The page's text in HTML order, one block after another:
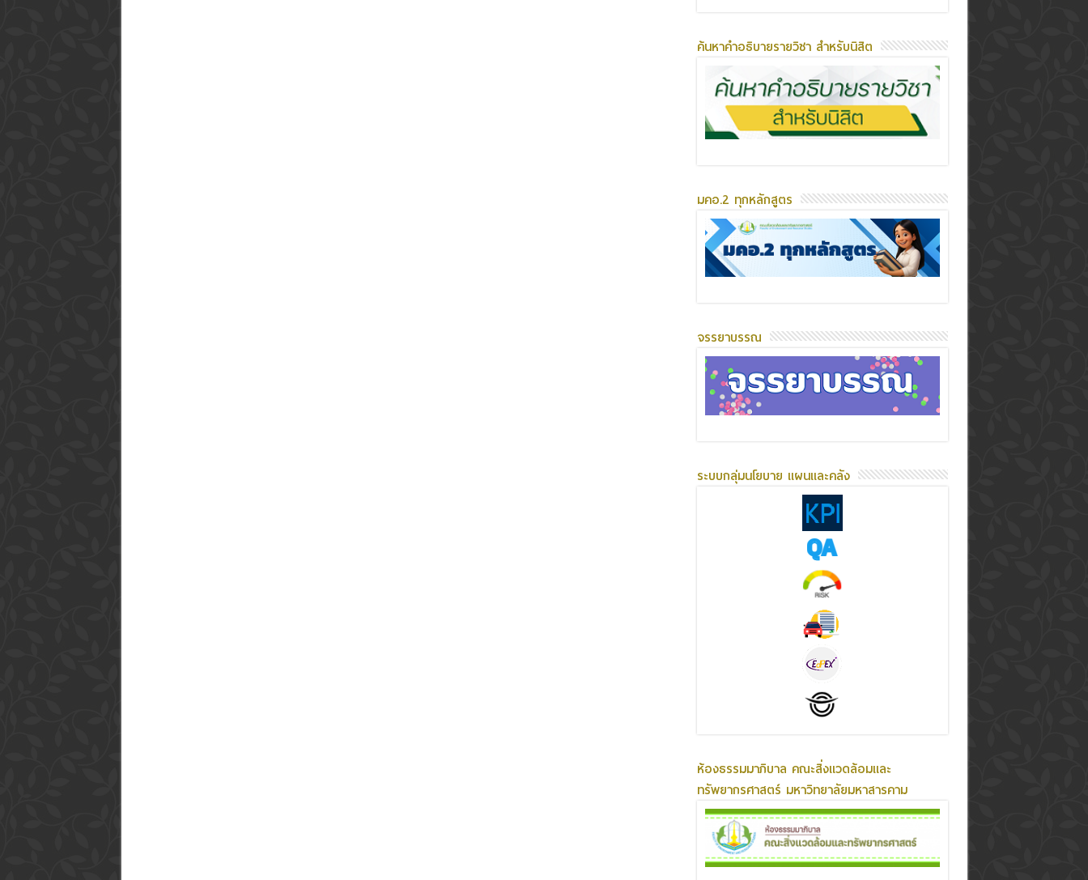
ค้นหาคำอธิบายรายวิชา สำหรับนิสิต
มคอ.2 ทุกหลักสูตร
จรรยาบรรณ
ระบบกลุ่มนโยบาย แผนและคลัง
ห้องธรรมมาภิบาล คณะสิ่งแวดล้อมและ
ทรัพยากรศาสตร์ มหาวิทยาลัยมหาสารคาม